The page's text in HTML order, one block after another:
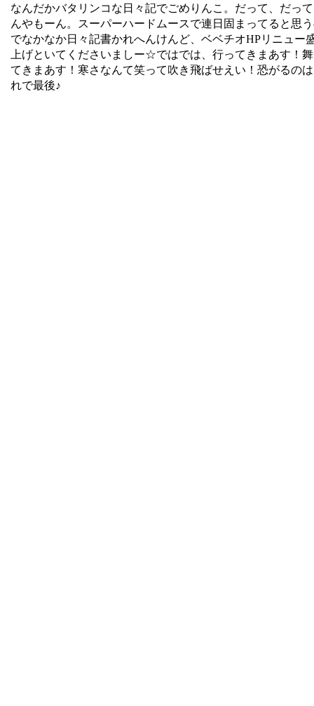
なんだかバタリンコな日々記でごめりんこ。だって、だっ
んやもーん。スーパーハードムースで連日固まってると思
でなかなか日々記書かれへんけんど、ベベチオHPリニュー
上げといてくださいましー☆ではでは、行ってきまあす！
てきまあす！寒さなんて笑って吹き飛ばせえい！恐がるの
れで最後♪